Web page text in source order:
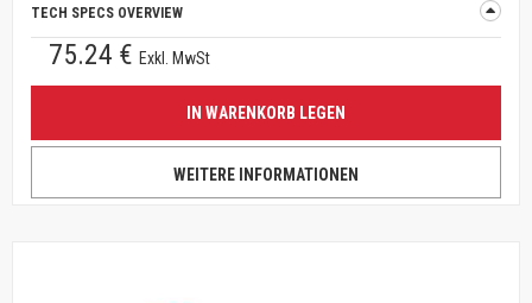
TECH SPECS OVERVIEW
75.24 € Exkl. MwSt
IN WARENKORB LEGEN
WEITERE INFORMATIONEN